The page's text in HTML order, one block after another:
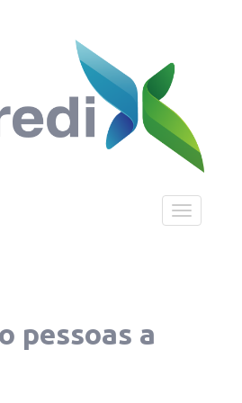
Toggle
navigation
pessoas a